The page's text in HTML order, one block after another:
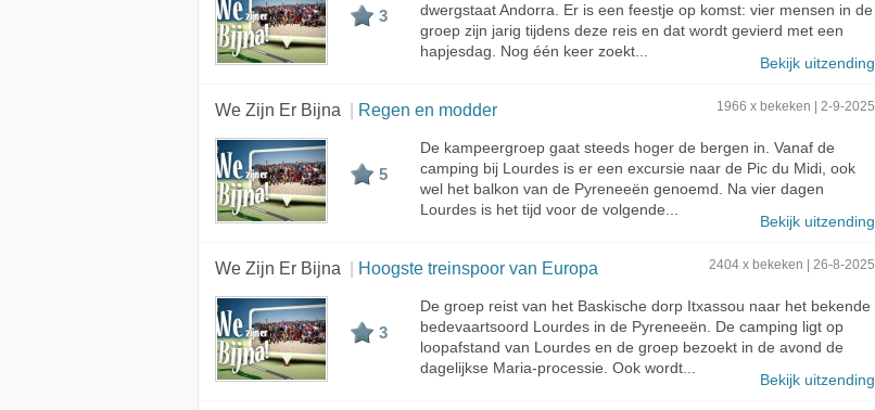
3
dwergstaat Andorra. Er is een feestje op komst: vier mensen in de
groep zijn jarig tijdens deze reis en dat wordt gevierd met een
hapjesdag. Nog één keer zoekt...
Bekijk uitzending
We Zijn Er Bijna Regen en modder 1966 x bekeken | 2-9-2025
5
De kampeergroep gaat steeds hoger de bergen in. Vanaf de
camping bij Lourdes is er een excursie naar de Pic du Midi, ook
wel het balkon van de Pyreneeën genoemd. Na vier dagen
Lourdes is het tijd voor de volgende...
Bekijk uitzending
We Zijn Er Bijna Hoogste treinspoor van Europa 2404 x bekeken | 26-8-2025
3
De groep reist van het Baskische dorp Itxassou naar het bekende
bedevaartsoord Lourdes in de Pyreneeën. De camping ligt op
loopafstand van Lourdes en de groep bezoekt in de avond de
dagelijkse Maria-processie. Ook wordt...
Bekijk uitzending